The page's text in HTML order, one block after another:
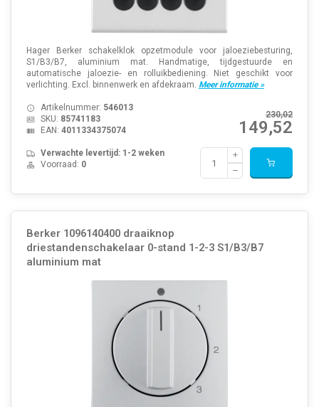
Hager Berker schakelklok opzetmodule voor jaloeziebesturing,
S1/B3/B7, aluminium mat. Handmatige, tijdgestuurde en
automatische jaloezie- en rolluikbediening. Niet geschikt voor
verlichting. Excl. binnenwerk en afdekraam. Meer informatie »
230,02
149,52
Artikelnummer: 546013
SKU: 85741183
EAN: 4011334375074
Verwachte levertijd: 1-2 weken
Voorraad: 0
Berker 1096140400 draaiknop
driestandenschakelaar 0-stand 1-2-3 S1/B3/B7
aluminium mat